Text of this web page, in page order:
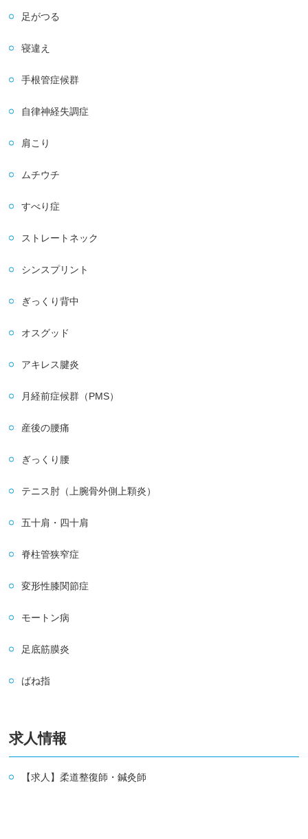
足がつる
寝違え
手根管症候群
自律神経失調症
肩こり
ムチウチ
すべり症
ストレートネック
シンスプリント
ぎっくり背中
オスグッド
アキレス腱炎
月経前症候群（PMS）
産後の腰痛
ぎっくり腰
テニス肘（上腕骨外側上顆炎）
五十肩・四十肩
脊柱管狭窄症
変形性膝関節症
モートン病
足底筋膜炎
ばね指
求人情報
【求人】柔道整復師・鍼灸師